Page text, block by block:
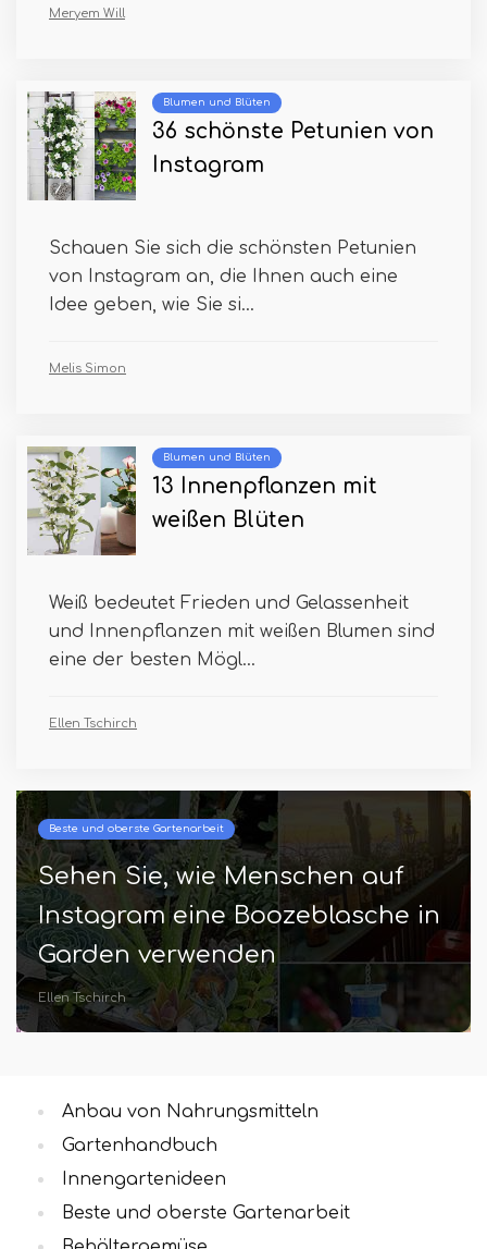
Meryem Will
Blumen und Blüten
36 schönste Petunien von
Instagram
Schauen Sie sich die schönsten Petunien
von Instagram an, die Ihnen auch eine
Idee geben, wie Sie si...
Melis Simon
Blumen und Blüten
13 Innenpflanzen mit
weißen Blüten
Weiß bedeutet Frieden und Gelassenheit
und Innenpflanzen mit weißen Blumen sind
eine der besten Mögl...
Ellen Tschirch
Beste und oberste Gartenarbeit
Sehen Sie, wie Menschen auf
Instagram eine Boozeblasche in
Garden verwenden
Ellen Tschirch
Anbau von Nahrungsmitteln
Gartenhandbuch
Innengartenideen
Beste und oberste Gartenarbeit